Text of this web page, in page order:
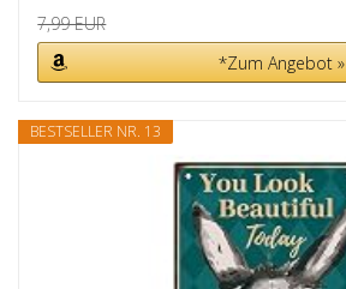
7,99 EUR
*Zum Angebot »
BESTSELLER NR. 13